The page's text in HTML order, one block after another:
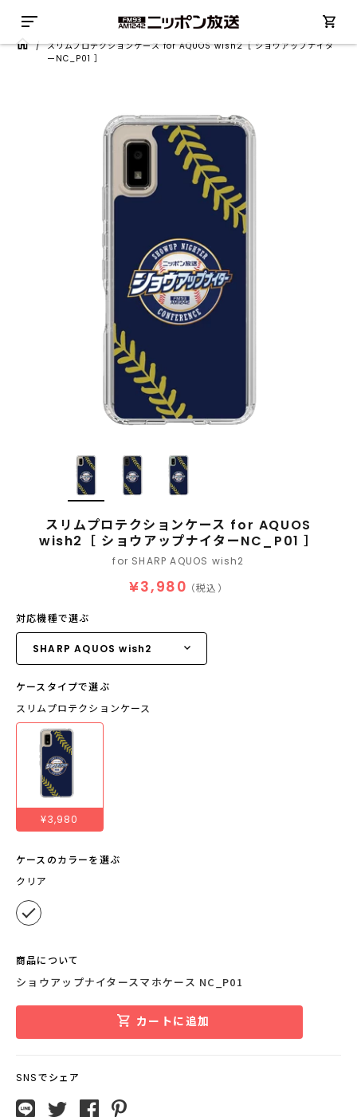
/スリムプロテクションケース for AQUOS wish2［ ショウアップナイタ
ーNC_P01 ］
スリムプロテクションケース for AQUOS
wish2［ ショウアップナイターNC_P01 ］
for SHARP AQUOS wish2
¥3,980 （税込）
対応機種で選ぶ
ケースタイプで選ぶ
スリムプロテクションケース
¥3,980
ケースのカラーを選ぶ
クリア
商品について
ショウアップナイタースマホケース NC_P01
カートに追加
SNSでシェア